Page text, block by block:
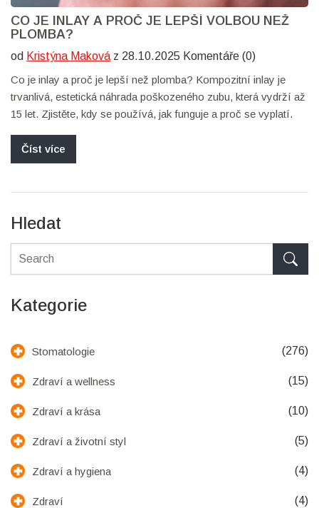
CO JE INLAY A PROČ JE LEPŠÍ VOLBOU NEŽ
PLOMBA?
od Kristýna Maková z 28.10.2025 Komentáře (0)
Co je inlay a proč je lepší než plomba? Kompozitní inlay je
trvanlivá, estetická náhrada poškozeného zubu, která vydrží až
15 let. Zjistěte, kdy se používá, jak funguje a proč se vyplatí.
Číst více
Hledat
Kategorie
Stomatologie (276)
Zdraví a wellness (15)
Zdraví a krása (10)
Zdraví a životní styl (5)
Zdraví a hygiena (4)
Zdraví (4)